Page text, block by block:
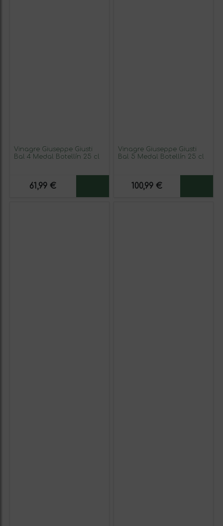
Vinagre Giuseppe Giusti
Bal 4 Medal Botellín 25 cl
61,99 €
Vinagre Giuseppe Giusti
Bal 5 Medal Botellín 25 cl
100,99 €